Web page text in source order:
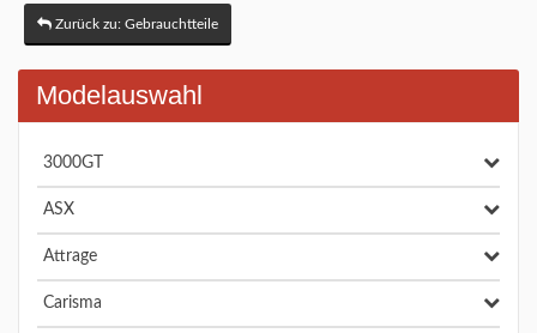
Zurück zu: Gebrauchtteile
Modelauswahl
3000GT
ASX
Attrage
Carisma